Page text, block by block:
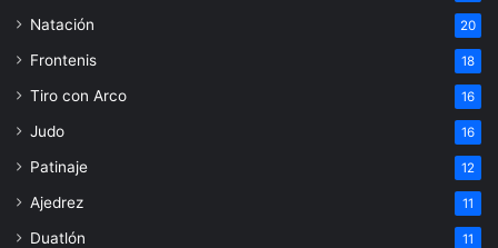
Natación 20
Frontenis 18
Tiro con Arco 16
Judo 16
Patinaje 12
Ajedrez 11
Duatlón 11